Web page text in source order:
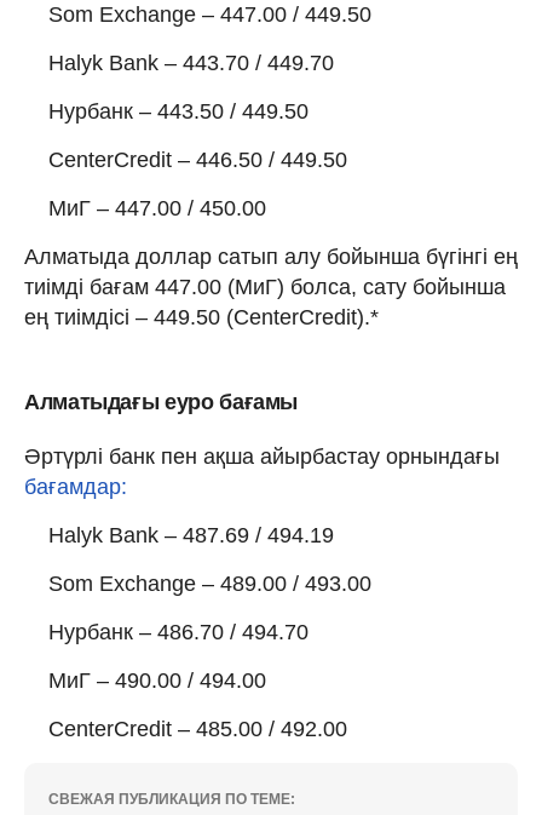
Som Exchange – 447.00 / 449.50
Halyk Bank – 443.70 / 449.70
Нурбанк – 443.50 / 449.50
CenterCredit – 446.50 / 449.50
МиГ – 447.00 / 450.00
Алматыда доллар сатып алу бойынша бүгінгі ең
тиімді бағам 447.00 (МиГ) болса, сату бойынша
ең тиімдісі – 449.50 (CenterCredit).*
Алматыдағы еуро бағамы
Әртүрлі банк пен ақша айырбастау орнындағы
бағамдар:
Halyk Bank – 487.69 / 494.19
Som Exchange – 489.00 / 493.00
Нурбанк – 486.70 / 494.70
МиГ – 490.00 / 494.00
CenterCredit – 485.00 / 492.00
СВЕЖАЯ ПУБЛИКАЦИЯ ПО ТЕМЕ: